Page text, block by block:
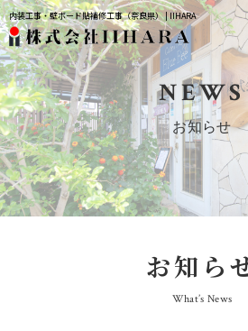
内装工事・壁ボード貼補修工事（奈良県） | IIHARA
NEWS
お知らせ
お知ら
What’s News